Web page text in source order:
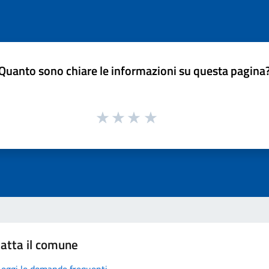
sono chiare le informazioni su questa
il comune